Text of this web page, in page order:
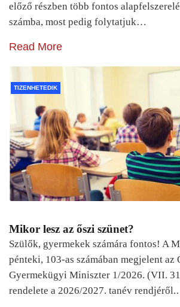
előző részben több fontos
számba, most pedig folytatjuk…
Read More
TIZENHETEDIK
Mikor lesz az őszi szünet?
Szülők, gyermekek számára fontos! A
pénteki, 103-as számában megjelent az
Gyermekügyi Miniszter 1/2026. (VII.
rendelete a 2026/2027. tanév